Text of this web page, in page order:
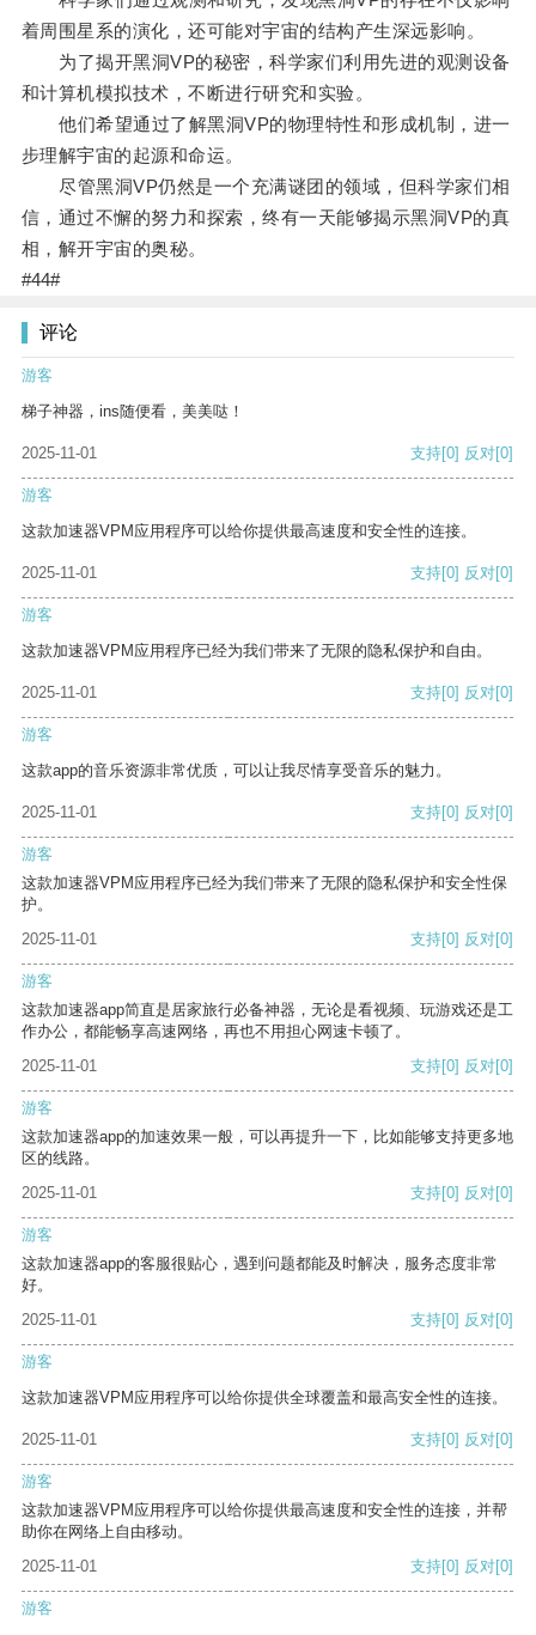
着周围星系的演化，还可能对宇宙的结构产生深远影响。
为了揭开黑洞VP的秘密，科学家们利用先进的观测设备
和计算机模拟技术，不断进行研究和实验。
他们希望通过了解黑洞VP的物理特性和形成机制，进一
步理解宇宙的起源和命运。
尽管黑洞VP仍然是一个充满谜团的领域，但科学家们相
信，通过不懈的努力和探索，终有一天能够揭示黑洞VP的真
相，解开宇宙的奥秘。
#44#
评论
游客
梯子神器，ins随便看，美美哒！
2025-11-01 支持[0] 反对[0]
游客
这款加速器VPM应用程序可以给你提供最高速度和安全性的连接。
2025-11-01 支持[0] 反对[0]
游客
这款加速器VPM应用程序已经为我们带来了无限的隐私保护和自由。
2025-11-01 支持[0] 反对[0]
游客
这款app的音乐资源非常优质，可以让我尽情享受音乐的魅力。
2025-11-01 支持[0] 反对[0]
游客
这款加速器VPM应用程序已经为我们带来了无限的隐私保护和安全性保
护。
2025-11-01
支持[0] 反对[0]
游客
这款加速器app简直是居家旅行必备神器，无论是看视频、玩游戏还是工
作办公，都能畅享高速网络，再也不用担心网速卡顿了。
2025-11-01
支持[0] 反对[0]
游客
这款加速器app的加速效果一般，可以再提升一下，比如能够支持更多地
区的线路。
2025-11-01
支持[0] 反对[0]
游客
这款加速器app的客服很贴心，遇到问题都能及时解决，服务态度非常
好。
2025-11-01
支持[0] 反对[0]
游客
这款加速器VPM应用程序可以给你提供全球覆盖和最高安全性的连接。
2025-11-01 支持[0] 反对[0]
游客
这款加速器VPM应用程序可以给你提供最高速度和安全性的连接，并帮
助你在网络上自由移动。
2025-11-01
支持[0] 反对[0]
游客